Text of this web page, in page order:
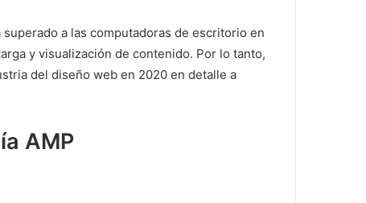
a las computadoras de escritorio en
y visualización de contenido. Por lo tanto,
del diseño web en 2020 en detalle a
AMP